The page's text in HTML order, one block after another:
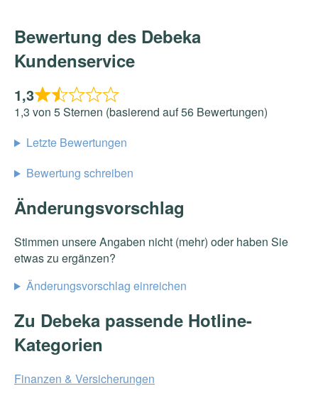
Bewertung des Debeka
Kundenservice
1,3
1,3 von 5 Sternen (basierend auf 56 Bewertungen)
Letzte Bewertungen
Bewertung schreiben
Änderungsvorschlag
Stimmen unsere Angaben nicht (mehr) oder haben Sie
etwas zu ergänzen?
Änderungsvorschlag einreichen
Zu Debeka passende Hotline-
Kategorien
Finanzen & Versicherungen